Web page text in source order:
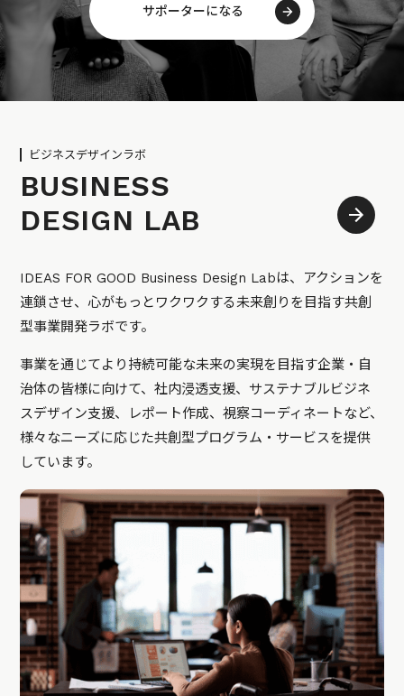
サポーターになる
ビジネスデザインラボ
BUSINESS
DESIGN LAB
IDEAS FOR GOOD Business Design Labは、アクションを
連鎖させ、心がもっとワクワクする未来創りを目指す共創
型事業開発ラボです。
事業を通じてより持続可能な未来の実現を目指す企業・自
治体の皆様に向けて、社内浸透支援、サステナブルビジネ
スデザイン支援、レポート作成、視察コーディネートなど、
様々なニーズに応じた共創型プログラム・サービスを提供
しています。